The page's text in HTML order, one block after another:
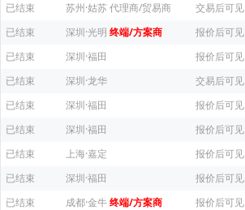
已结束
苏州·姑苏代理商/贸易商 交易后可见
已结束
深圳·光明 终端/方案商 报价后可见
已结束
深圳·福田 报价后可见
已结束
深圳·龙华 交易后可见
已结束
深圳·福田 报价后可见
已结束
深圳·福田 报价后可见
已结束
上海·嘉定 报价后可见
已结束
深圳·福田 报价后可见
已结束
成都·金牛终端/方案商 报价后可见